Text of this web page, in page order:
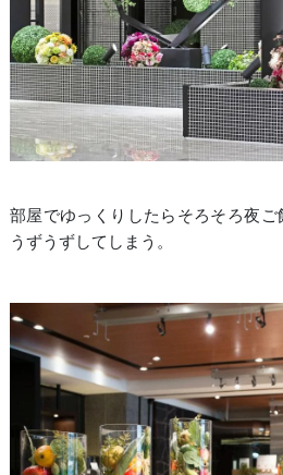
部屋でゆっくりしたらそろそろ夜
うずうずしてしまう。